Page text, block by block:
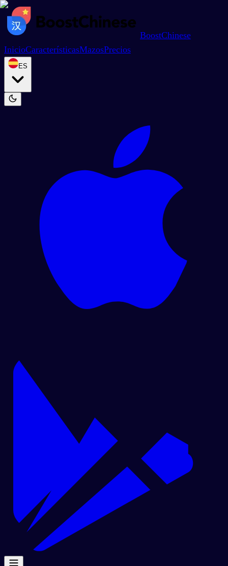
BoostChinese
InicioCaracterísticasMazosPrecios
ES